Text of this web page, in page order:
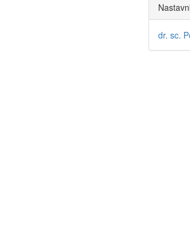
dr. sc.